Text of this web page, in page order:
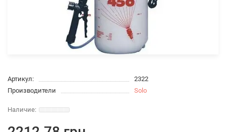
Артикул:
2322
Производители
Solo